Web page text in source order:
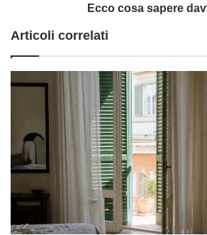
Ecco cosa sapere
Articoli correlati